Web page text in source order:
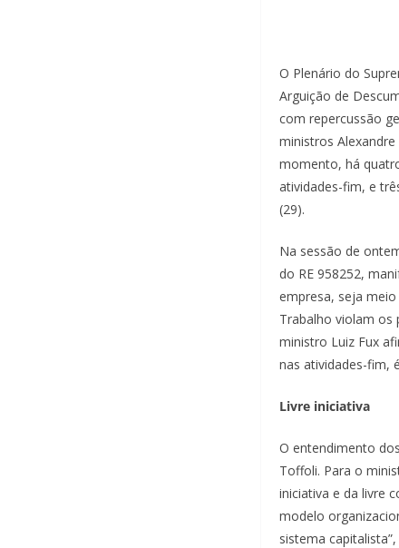
O Plenário do
Arguição de
com repercussão
ministros
momento, há
atividades-fim, e
(29).
Na sessão de
do RE 958252,
empresa, seja
Trabalho violam os
ministro Luiz Fux
nas atividades-fim,
Livre iniciativa
O entendimento
Toffoli. Para o
iniciativa e da livre
modelo
sistema